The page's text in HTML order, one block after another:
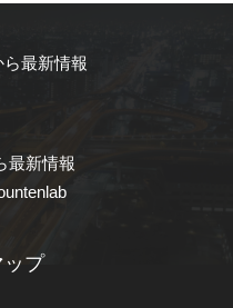
最新情報
最新情報
ップ